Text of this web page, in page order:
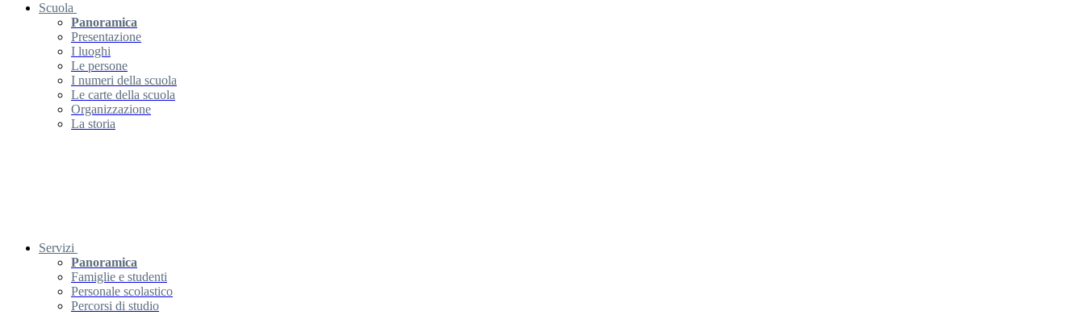
Scuola
Panoramica
Presentazione
I luoghi
Le persone
I numeri della scuola
Le carte della scuola
Organizzazione
La storia
Servizi
Panoramica
Famiglie e studenti
Personale scolastico
Percorsi di studio